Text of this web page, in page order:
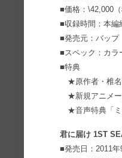
■価格：\42,000（
■収録時間：本編
■発売元：バップ
■スペック：カラ
■特典
★原作者・椎名
★新規アニメー
★音声特典「ミ
君に届け 1ST
■発売日：2011年